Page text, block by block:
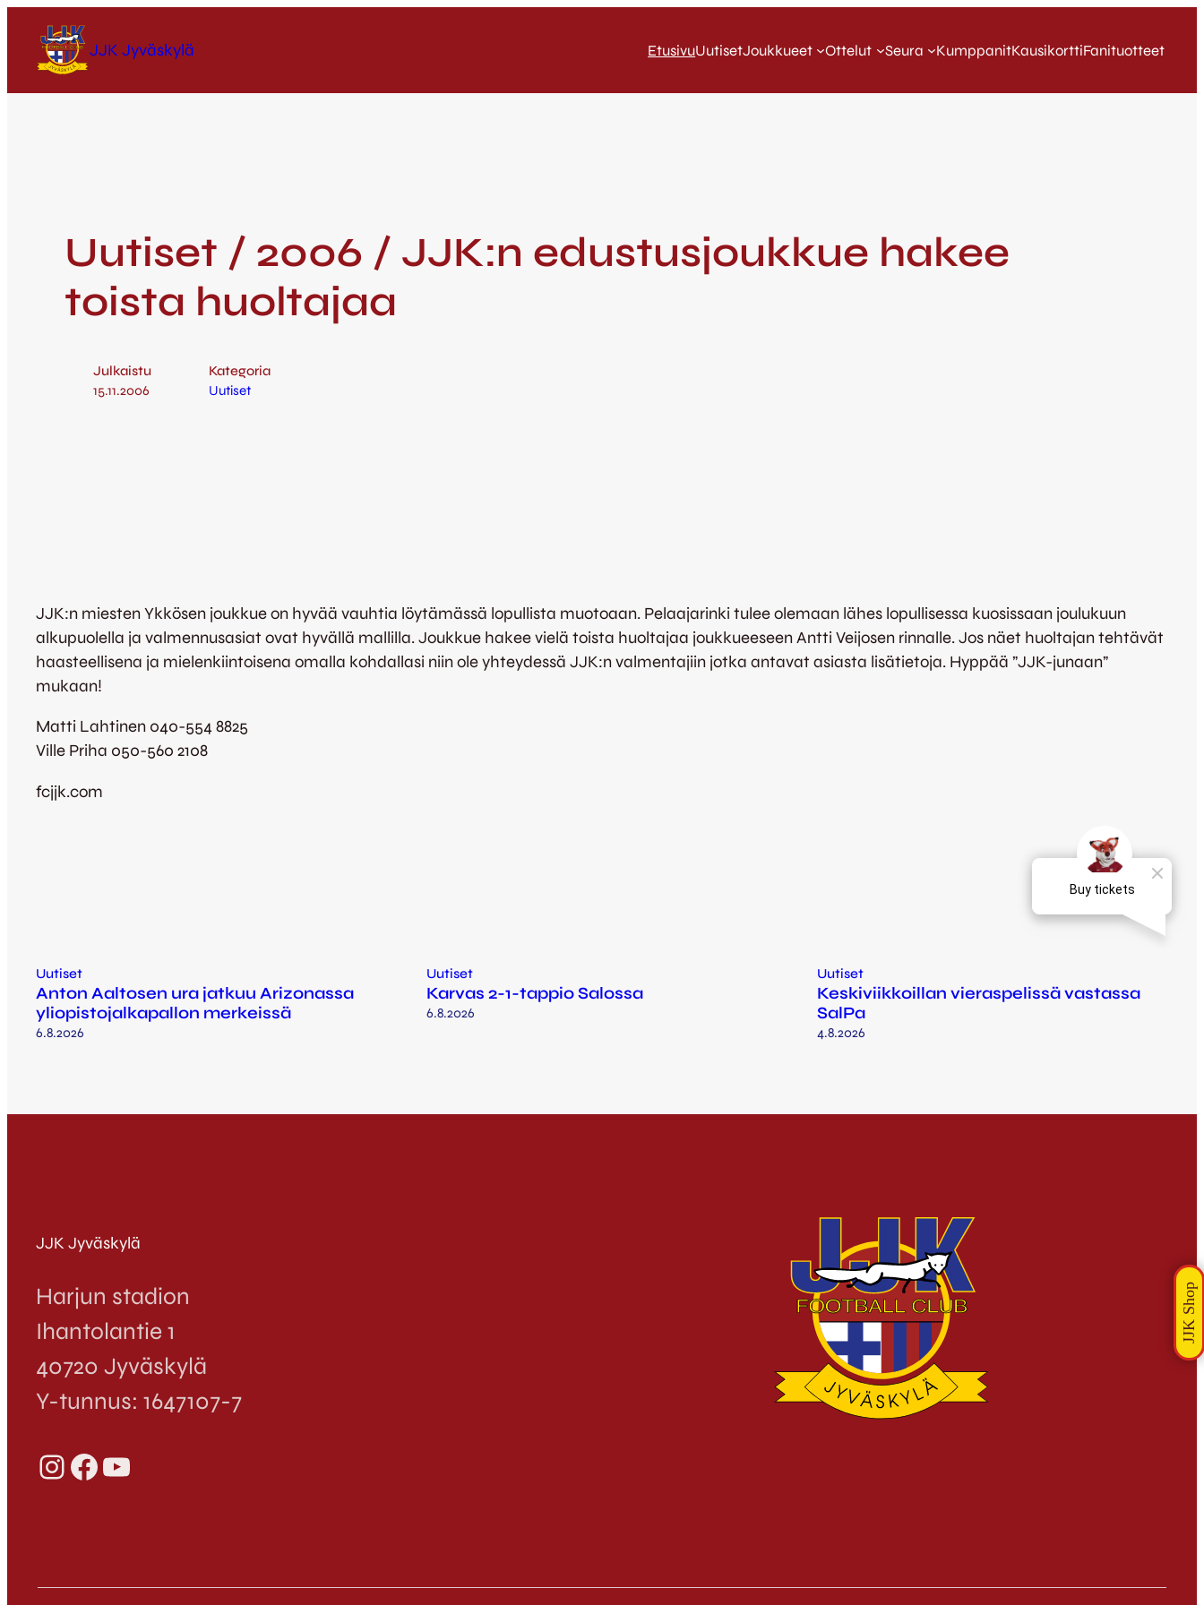
JJK Jyväskylä EtusivuUutisetJoukkueet Ottelut Seura KumppanitKausikorttiFanituotteet
Uutiset / 2006 / JJK:n edustusjoukkue hakee
toista huoltajaa
Julkaistu
15.11.2006
Kategoria
Uutiset
JJK:n miesten Ykkösen joukkue on hyvää vauhtia löytämässä lopullista muotoaan. Pelaajarinki tulee olemaan lähes lopullisessa kuosissaan joulukuun
alkupuolella ja valmennusasiat ovat hyvällä mallilla. Joukkue hakee vielä toista huoltajaa joukkueeseen Antti Veijosen rinnalle. Jos näet huoltajan tehtävät
haasteellisena ja mielenkiintoisena omalla kohdallasi niin ole yhteydessä JJK:n valmentajiin jotka antavat asiasta lisätietoja. Hyppää ”JJK-junaan”
mukaan!
Matti Lahtinen 040-554 8825
Ville Priha 050-560 2108
fcjjk.com
Uutiset
Anton Aaltosen ura jatkuu Arizonassa
yliopistojalkapallon merkeissä
6.8.2026
Uutiset
Karvas 2-1-tappio Salossa
6.8.2026
Uutiset
Keskiviikkoillan vieraspelissä vastassa
SalPa
4.8.2026
JJK Jyväskylä
Harjun stadion
Ihantolantie 1
40720 Jyväskylä
Y-tunnus: 1647107-7
InstagramFacebook YouTube